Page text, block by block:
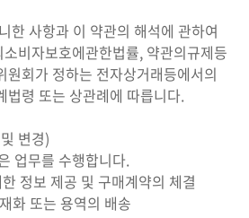
한 사항과 이 약관의 해석에 관하여
비자보호에관한법률, 약관의규제등
원회가 정하는 전자상거래등에서의
법령 또는 상관례에 따릅니다.
변경)
업무를 수행합니다.
정보 제공 및 구매계약의 체결
화 또는 용역의 배송